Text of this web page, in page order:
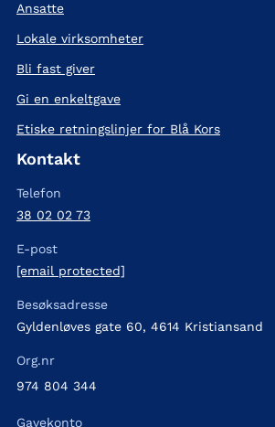
Ansatte
Lokale virksomheter
Bli fast giver
Gi en enkeltgave
Etiske retningslinjer for Blå Kors
Kontakt
Telefon
38 02 02 73
E-post
[email protected]
Besøksadresse
Gyldenløves gate 60, 4614 Kristiansand
Org.nr
974 804 344
Gavekonto